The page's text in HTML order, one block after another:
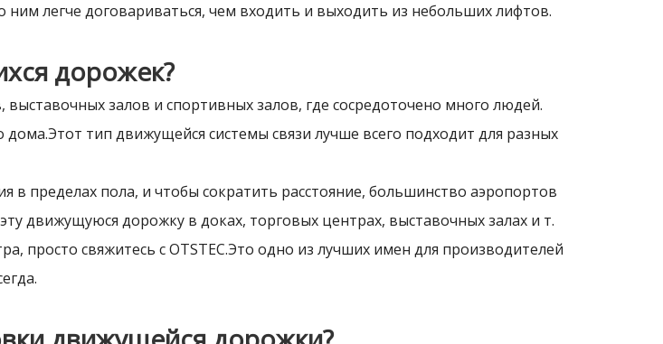
легче договариваться, чем входить и выходить из небольших лифтов.
дорожек?
залов и спортивных залов, где сосредоточено много людей.
тип движущейся системы связи лучше всего подходит для разных
пределах пола, и чтобы сократить расстояние, большинство аэропортов
движущуюся дорожку в доках, торговых центрах, выставочных залах и т.
просто свяжитесь с OTSTEC.Это одно из лучших имен для производителей